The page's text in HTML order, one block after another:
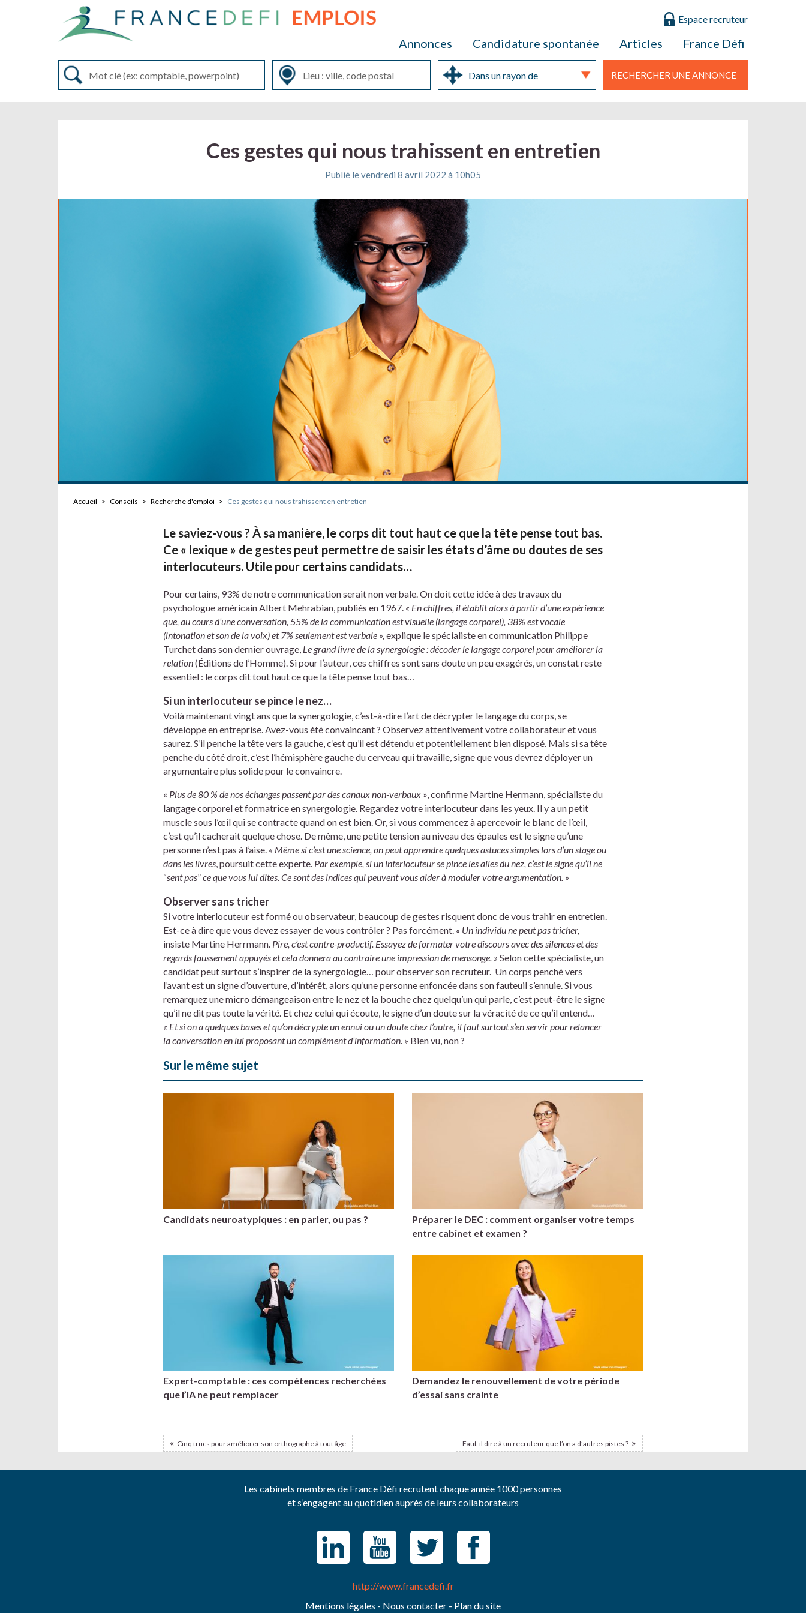
Espace recruteur
Annonces Candidature spontanée Articles France Défi
RECHERCHER UNE ANNONCE
Ces gestes qui nous trahissent en entretien
Publié le vendredi 8 avril 2022 à 10h05
Accueil > Conseils > Recherche d'emploi > Ces gestes qui nous trahissent en entretien
Le saviez-vous ? À sa manière, le corps dit tout haut ce que la tête pense tout bas.
Ce « lexique » de gestes peut permettre de saisir les états d’âme ou doutes de ses
interlocuteurs. Utile pour certains candidats…
Pour certains, 93% de notre communication serait non verbale. On doit cette idée à des travaux du
psychologue américain Albert Mehrabian, publiés en 1967. « En chiffres, il établit alors à partir d’une expérience
que, au cours d’une conversation, 55% de la communication est visuelle (langage corporel), 38% est vocale
(intonation et son de la voix) et 7% seulement est verbale », explique le spécialiste en communication Philippe
Turchet dans son dernier ouvrage, Le grand livre de la synergologie : décoder le langage corporel pour améliorer la
relation(Éditions de l’Homme). Si pour l’auteur, ces chiffres sont sans doute un peu exagérés, un constat reste
essentiel : le corps dit tout haut ce que la tête pense tout bas…
Si un interlocuteur se pince le nez…
Voilà maintenant vingt ans que la synergologie, c’est-à-dire l’art de décrypter le langage du corps, se
développe en entreprise. Avez-vous été convaincant ? Observez attentivement votre collaborateur et vous
saurez. S’il penche la tête vers la gauche, c’est qu’il est détendu et potentiellement bien disposé. Mais si sa tête
penche du côté droit, c’est l’hémisphère gauche du cerveau qui travaille, signe que vous devrez déployer un
argumentaire plus solide pour le convaincre.
« Plus de 80 % de nos échanges passent par des canaux non-verbaux », confirme Martine Hermann, spécialiste du
langage corporel et formatrice en synergologie. Regardez votre interlocuteur dans les yeux. Il y a un petit
muscle sous l’œil qui se contracte quand on est bien. Or, si vous commencez à apercevoir le blanc de l’œil,
c’est qu’il cacherait quelque chose. De même, une petite tension au niveau des épaules est le signe qu’une
personne n’est pas à l’aise. « Même si c’est une science, on peut apprendre quelques astuces simples lors d’un stage ou
dans les livres, poursuit cette experte. Par exemple, si un interlocuteur se pince les ailes du nez, c’est le signe qu’ilne
“sent pas”ce que vous lui dites. Ce sont des indices qui peuvent vous aider à moduler votre argumentation. »
Observer sans tricher
Si votre interlocuteur est formé ou observateur, beaucoup de gestes risquent donc de vous trahir en entretien.
Est-ce à dire que vous devez essayer de vous contrôler ? Pas forcément. « Un individu ne peut pas tricher,
insiste Martine Herrmann. Pire, c’est contre-productif. Essayez de formater votre discours avec des silences et des
regards faussement appuyés et cela donnera au contraire une impression de mensonge. » Selon cette spécialiste, un
candidat peut surtout s’inspirer de la synergologie… pour observer son recruteur. Un corps penché vers
l’avant est un signe d’ouverture, d’intérêt, alors qu’une personne enfoncée dans son fauteuil s’ennuie. Si vous
remarquez une micro démangeaison entre le nez et la bouche chez quelqu’un qui parle, c’est peut-être le signe
qu’il ne dit pas toute la vérité. Et chez celui qui écoute, le signe d’un doute sur la véracité de ce qu’il entend…
« Et si on a quelques bases et qu’on décrypte un ennui ou un doute chez l’autre, il faut surtout s’en servir pour relancer
la conversation en lui proposant un complément d’information. » Bien vu, non ?
Sur le même sujet
Candidats neuroatypiques : en parler, ou pas ?
Préparer le DEC : comment organiser votre temps
entre cabinet et examen ?
Expert-comptable : ces compétences recherchées
que l’IA ne peut remplacer
Demandez le renouvellement de votre période
d’essai sans crainte
Faut-il dire à un recruteur que l’on a d’autres pistes ?
Cinq trucs pour améliorer son orthographe à tout âge
Les cabinets membres de France Défi recrutent chaque année 1000 personnes
et s’engagent au quotidien auprès de leurs collaborateurs
http://www.francedefi.fr
Mentions légales
Nous contacter Plan du site